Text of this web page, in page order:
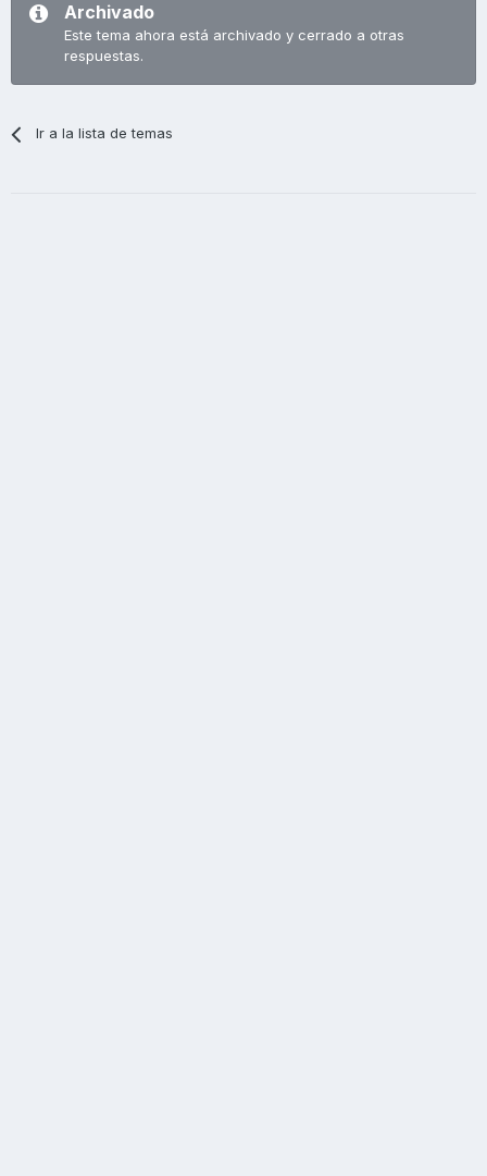
Archivado
Este tema ahora está archivado y cerrado a otras
respuestas.
Ir a la lista de temas